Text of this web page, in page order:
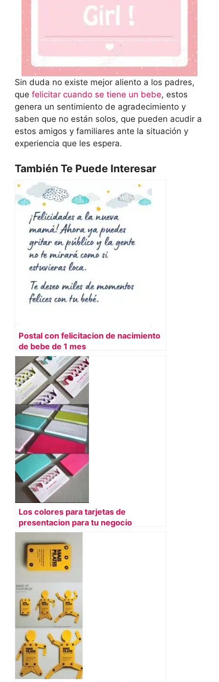
Sin duda no existe mejor aliento a los padres,
que felicitar cuando se tiene un bebe, estos
genera un sentimiento de agradecimiento y
saben que no están solos, que pueden acudir a
estos amigos y familiares ante la situación y
experiencia que les espera.
También Te Puede Interesar
Postal con felicitacion de nacimiento
de bebe de 1 mes
Los colores para tarjetas de
presentacion para tu negocio